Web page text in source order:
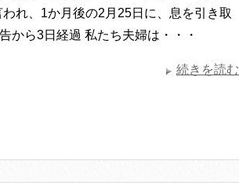
れ、1か月後の2月25日に、息を引き取
から3日経過 私たち夫婦は・・・
続きを読む